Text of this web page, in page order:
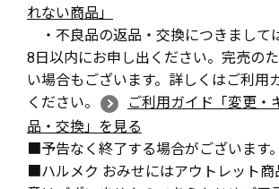
れない商品」
・不良品の返品・交換につきまして
8日以内にお申し出ください。完売の
い場合もございます。詳しくはご利用
ください。
ご利用ガイド「変更・
品・交換」を見る
■予告なく終了する場合がございます。
■ハルメク おみせにはアウトレット商